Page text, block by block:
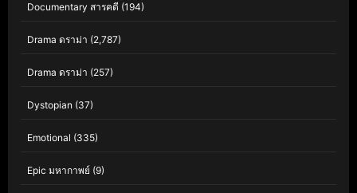
Documentary สารคดี (194)
Drama ดราม่า (2,787)
Drama ดราม่า (257)
Dystopian (37)
Emotional (335)
Epic มหากาพย์ (9)